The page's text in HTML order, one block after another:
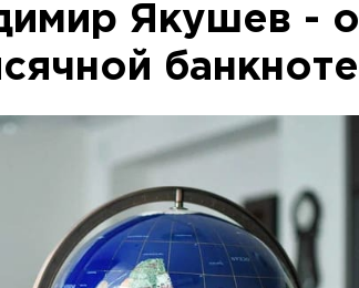
Якушев - о
банкноте